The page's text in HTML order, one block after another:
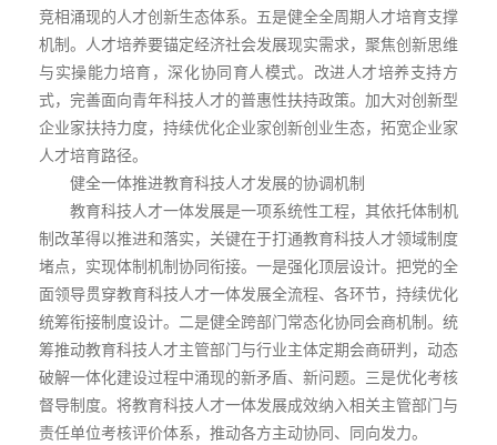
竞相涌现的人才创新生态体系。五是健全全周期人才培育支撑
机制。人才培养要锚定经济社会发展现实需求，聚焦创新思维
与实操能力培育，深化协同育人模式。改进人才培养支持方
式，完善面向青年科技人才的普惠性扶持政策。加大对创新型
企业家扶持力度，持续优化企业家创新创业生态，拓宽企业家
人才培育路径。
健全一体推进教育科技人才发展的协调机制
教育科技人才一体发展是一项系统性工程，其依托体制机
制改革得以推进和落实，关键在于打通教育科技人才领域制度
堵点，实现体制机制协同衔接。一是强化顶层设计。把党的全
面领导贯穿教育科技人才一体发展全流程、各环节，持续优化
统筹衔接制度设计。二是健全跨部门常态化协同会商机制。统
筹推动教育科技人才主管部门与行业主体定期会商研判，动态
破解一体化建设过程中涌现的新矛盾、新问题。三是优化考核
督导制度。将教育科技人才一体发展成效纳入相关主管部门与
责任单位考核评价体系，推动各方主动协同、同向发力。